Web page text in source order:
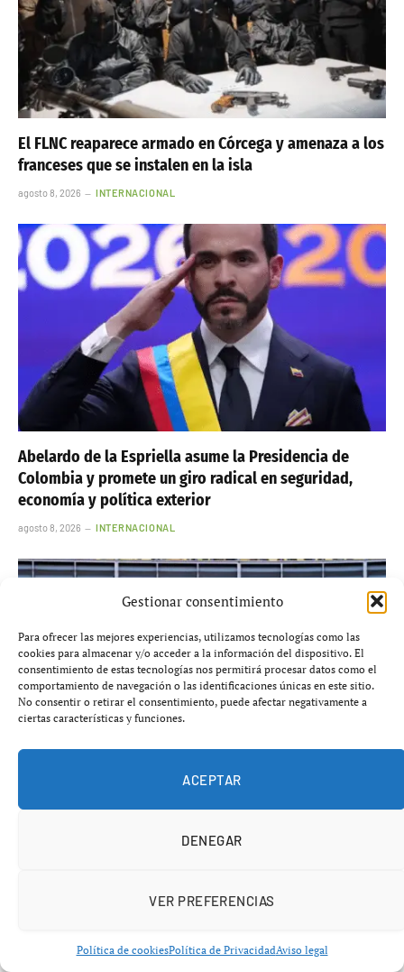
Gestionar consentimiento
Para ofrecer las mejores experiencias, utilizamos tecnologías como las
cookies para almacenar y/o acceder a la información del dispositivo. El
consentimiento de estas tecnologías nos permitirá procesar datos como el
comportamiento de navegación o las identificaciones únicas en este sitio.
No consentir o retirar el consentimiento, puede afectar negativamente a
ciertas características y funciones.
ACEPTAR
DENEGAR
VER PREFERENCIAS
Política de cookiesPolítica de PrivacidadAviso legal
El FLNC reaparece armado en Córcega y amenaza a los
franceses que se instalen en la isla
agosto 8, 2026 INTERNACIONAL
Abelardo de la Espriella asume la Presidencia de
Colombia y promete un giro radical en seguridad,
economía y política exterior
agosto 8, 2026 INTERNACIONAL
La UE destina otros 1 400 millones de activos rusos a
Ucrania
AÑADIR UN COMENTARIO